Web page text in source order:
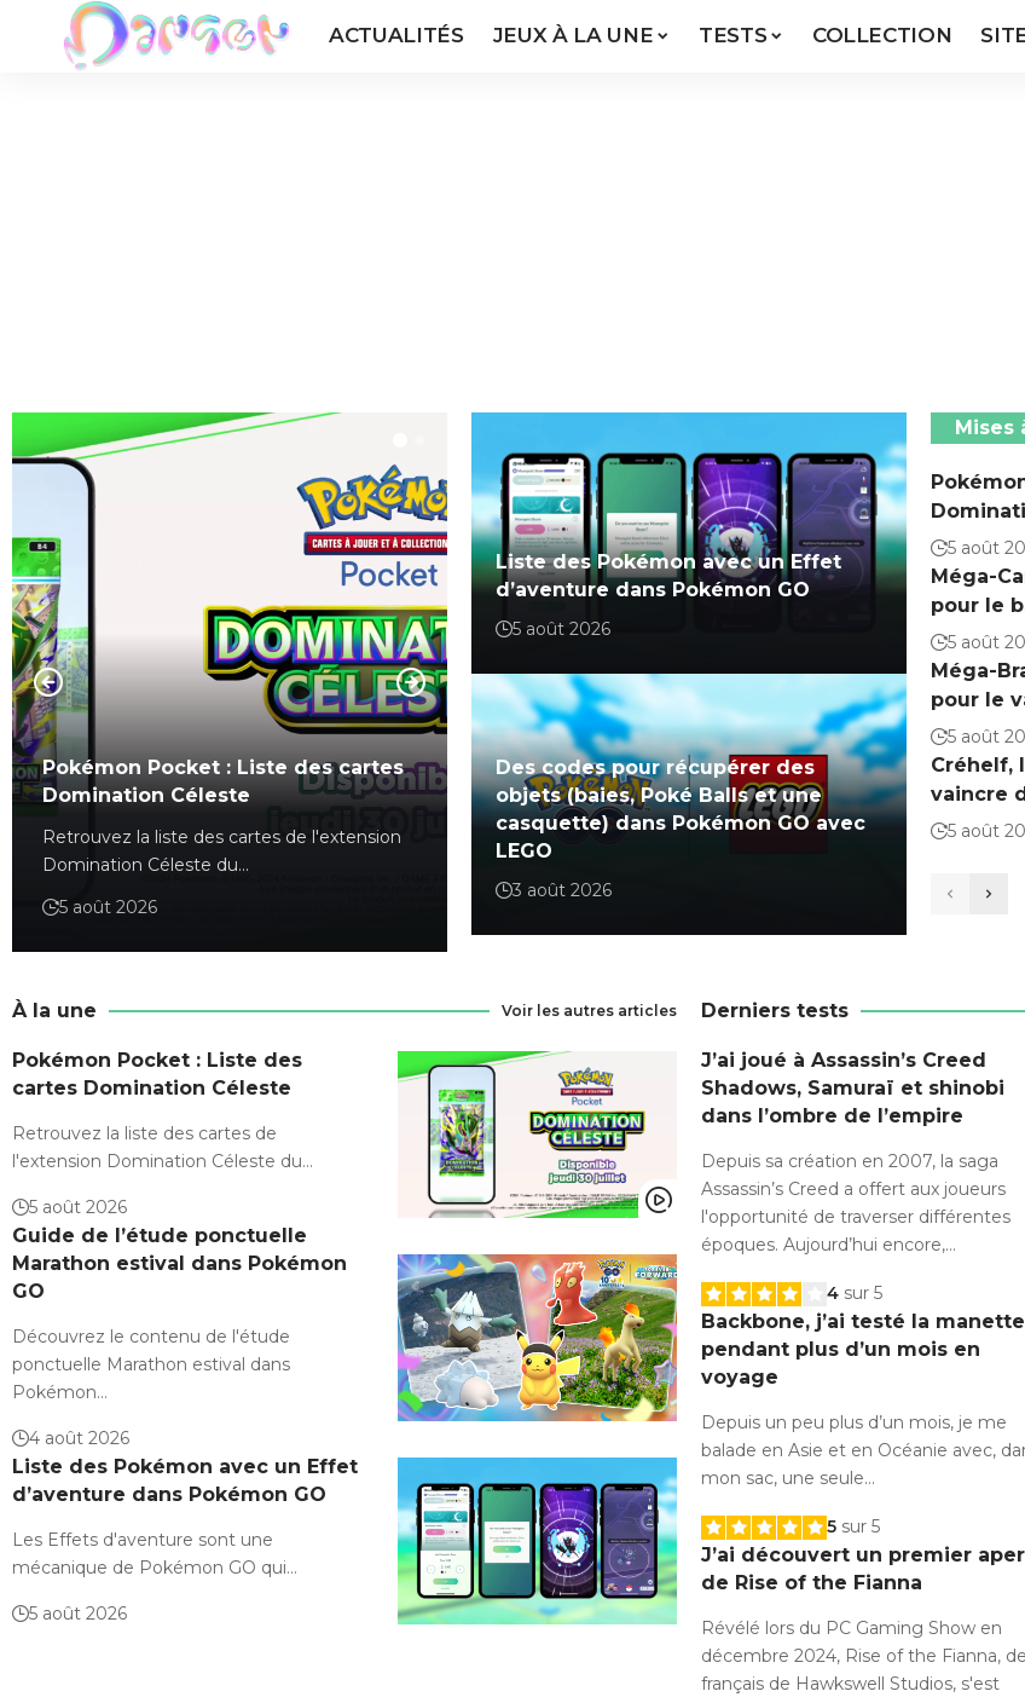
ACTUALITÉS JEUX À LA UNE TESTS COLLECTION
Guide de l’étude ponctuelle
Marathon estival dans Pokémon GO
Découvrez le contenu de l'étude ponctuelle
Marathon estival dans Pokémon…
4 août 2026
Liste des Pokémon avec un Effet
d’aventure dans Pokémon GO
5 août 2026
Des codes pour récupérer des
objets (baies, Poké Balls et une
casquette) dans Pokémon GO avec
LEGO
3 août 2026
Mises
5 août
Méga-
pour le
5 août
Méga-
pour le
5 août
Créhelf,
vaincre
5 août
À la une Voir les autres articles
Pokémon Pocket : Liste des
cartes Domination Céleste
Retrouvez la liste des cartes de
l'extension Domination Céleste du…
5 août 2026
Guide de l’étude ponctuelle
Marathon estival dans Pokémon
GO
Découvrez le contenu de l'étude
ponctuelle Marathon estival dans
Pokémon…
4 août 2026
Liste des Pokémon avec un Effet
d’aventure dans Pokémon GO
Les Effets d'aventure sont une
mécanique de Pokémon GO qui…
5 août 2026
Derniers tests
J’ai joué à Assassin’s Creed
Shadows, Samuraï et shinobi
dans l’ombre de l’empire
Depuis sa création en 2007, la saga
Assassin’s Creed a offert aux joueurs
l'opportunité de traverser différentes
époques. Aujourd’hui encore,…
4 sur 5
Backbone, j’ai testé la manette
pendant plus d’un mois en
voyage
Depuis un peu plus d’un mois, je me
balade en Asie et en Océanie avec,
mon sac, une seule…
5 sur 5
J’ai découvert un premier
de Rise of the Fianna
Révélé lors du PC Gaming Show en
décembre 2024, Rise of the Fianna,
français de Hawkswell Studios, s'est